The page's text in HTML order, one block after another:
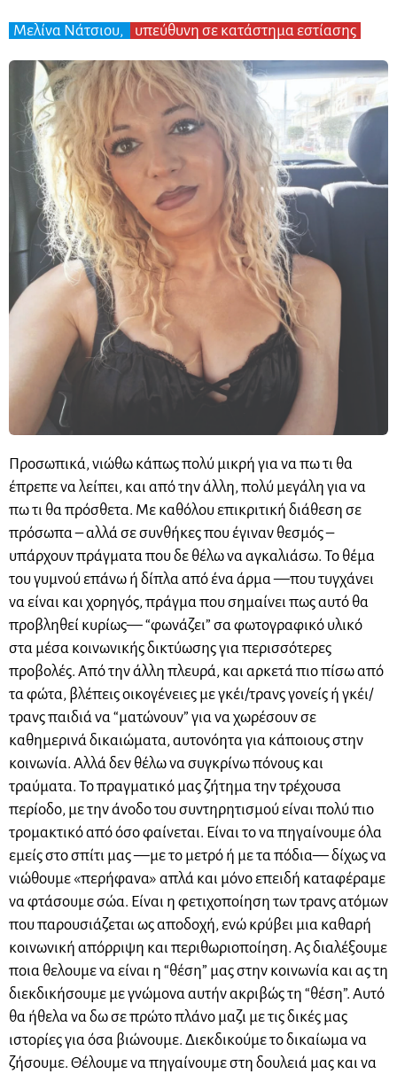
Μελίνα Νάτσιου, υπεύθυνη σε κατάστημα εστίασης
Προσωπικά, νιώθω κάπως πολύ μικρή για να πω τι θα
έπρεπε να λείπει, και από την άλλη, πολύ μεγάλη για να
πω τι θα πρόσθετα. Με καθόλου επικριτική διάθεση σε
πρόσωπα – αλλά σε συνθήκες που έγιναν θεσμός –
υπάρχουν πράγματα που δε θέλω να αγκαλιάσω. Το θέμα
του γυμνού επάνω ή δίπλα από ένα άρμα —που τυγχάνει
να είναι και χορηγός, πράγμα που σημαίνει πως αυτό θα
προβληθεί κυρίως— “φωνάζει” σα φωτογραφικό υλικό
στα μέσα κοινωνικής δικτύωσης για περισσότερες
προβολές. Από την άλλη πλευρά, και αρκετά πιο πίσω από
τα φώτα, βλέπεις οικογένειες με γκέι/τρανς γονείς ή γκέι/
τρανς παιδιά να “ματώνουν” για να χωρέσουν σε
καθημερινά δικαιώματα, αυτονόητα για κάποιους στην
κοινωνία. Αλλά δεν θέλω να συγκρίνω πόνους και
τραύματα. Το πραγματικό μας ζήτημα την τρέχουσα
περίοδο, με την άνοδο του συντηρητισμού είναι πολύ πιο
τρομακτικό από όσο φαίνεται. Είναι το να πηγαίνουμε όλα
εμείς στο σπίτι μας —με το μετρό ή με τα πόδια— δίχως να
νιώθουμε «περήφανα» απλά και μόνο επειδή καταφέραμε
να φτάσουμε σώα. Είναι η φετιχοποίηση των τρανς ατόμων
που παρουσιάζεται ως αποδοχή, ενώ κρύβει μια καθαρή
κοινωνική απόρριψη και περιθωριοποίηση. Ας διαλέξουμε
ποια θελουμε να είναι η “θέση” μας στην κοινωνία και ας τη
διεκδικήσουμε με γνώμονα αυτήν ακριβώς τη “θέση”. Αυτό
θα ήθελα να δω σε πρώτο πλάνο μαζι με τις δικές μας
ιστορίες για όσα βιώνουμε. Διεκδικούμε το δικαίωμα να
ζήσουμε. Θέλουμε να πηγαίνουμε στη δουλειά μας και να